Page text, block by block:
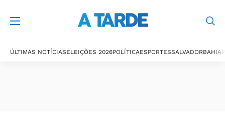
ÚLTIMAS NOTÍCIASELEIÇÕES 2026POLÍTICAESPORTESSALVADORBAHIA